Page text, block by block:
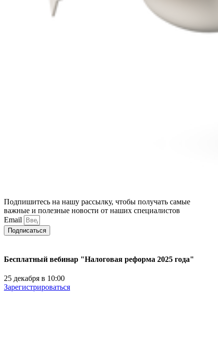
Подпишитесь на нашу рассылку, чтобы получать самые
важные и полезные новости от наших специалистов
Email
Подписаться
Бесплатный вебинар "Налоговая реформа 2025 года"
25 декабря в 10:00
Зарегистрироваться